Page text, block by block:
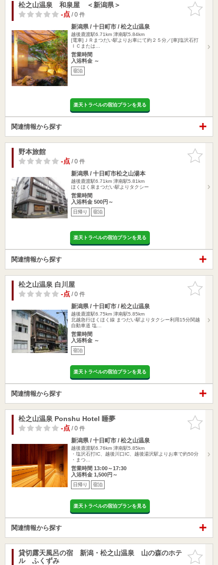
お気に入
りに追加
松之山温泉 和泉屋 ＜新潟県＞
-点/ 0 件
新潟県 / 十日町市 / 松之山温泉
越後鹿渡駅6.71km 津南駅5.84km
[電車]ＪＲまつだい駅よりお車にて約２５分／[車]塩沢石打
ＩＣまたは…
営業時間
入浴料金 ～
宿泊
楽天トラベルの宿泊プランを見る
関連情報から探す
お気に入
りに追加
野本旅館
-点/ 0 件
新潟県 / 十日町市松之山湯本
越後鹿渡駅6.71km 津南駅5.81km
ほくほく泉まつだい駅よりタクシー
営業時間
入浴料金 500円～
日帰り 宿泊
楽天トラベルの宿泊プランを見る
関連情報から探す
お気に入
りに追加
松之山温泉 白川屋
-点/ 0 件
新潟県 / 十日町市 / 松之山温泉
越後鹿渡駅6.75km 津南駅5.85km
北越急行ほくほく線 まつだい駅よりタクシー利用15分関越
自動車道 塩…
営業時間
入浴料金 ～
宿泊
楽天トラベルの宿泊プランを見る
関連情報から探す
お気に入
りに追加
松之山温泉 Ponshu Hotel 睡夢
-点/ 0 件
新潟県 / 十日町市 / 松之山温泉
越後鹿渡駅6.76km 津南駅5.85km
・塩沢石打IC、越後川口IC、越後湯沢駅よりお車で約50分
・まつ…
営業時間 13:00～17:30
入浴料金 1,500円～
日帰り 宿泊
楽天トラベルの宿泊プランを見る
関連情報から探す
お気に入
りに追加
貸切露天風呂の宿 新潟・松之山温泉 山の森のホテ
ル ふくずみ